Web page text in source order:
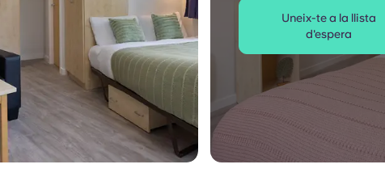
Uneix-te a la llista
d'espera